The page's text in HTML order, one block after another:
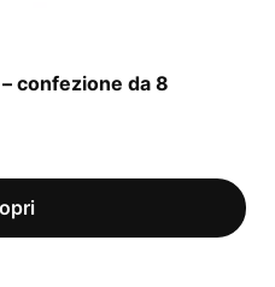
confezione da 8